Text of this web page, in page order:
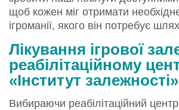
щоб кожен міг отримати
ігроманії, якого він потребує
Лікування ігрової
реабілітаційному
«Інститут залежності»
Вибираючи реабілітаційний центр